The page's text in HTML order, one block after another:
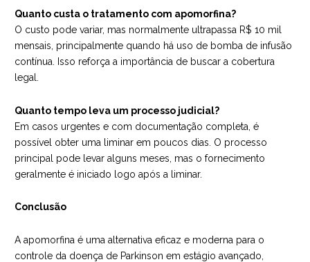
Quanto custa o tratamento com apomorfina?
O custo pode variar, mas normalmente ultrapassa R$ 10 mil
mensais, principalmente quando há uso de bomba de infusão
contínua. Isso reforça a importância de buscar a cobertura
legal.
Quanto tempo leva um processo judicial?
Em casos urgentes e com documentação completa, é
possível obter uma liminar em poucos dias. O processo
principal pode levar alguns meses, mas o fornecimento
geralmente é iniciado logo após a liminar.
Conclusão
A apomorfina é uma alternativa eficaz e moderna para o
controle da doença de Parkinson em estágio avançado,